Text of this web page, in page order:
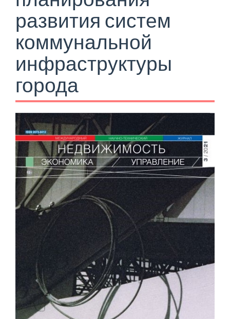
развития систем
коммунальной
инфраструктуры
города
Боковая
панель
статьи